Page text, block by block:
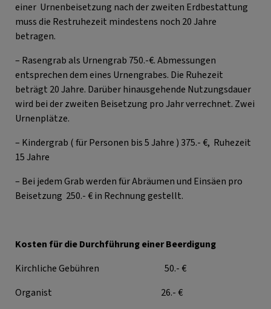
einer Urnenbeisetzung nach der zweiten Erdbestattung
muss die Restruhezeit mindestens noch 20 Jahre
betragen.
– Rasengrab als Urnengrab 750.-€. Abmessungen
entsprechen dem eines Urnengrabes. Die Ruhezeit
beträgt 20 Jahre. Darüber hinausgehende Nutzungsdauer
wird bei der zweiten Beisetzung pro Jahr verrechnet. Zwei
Urnenplätze.
– Kindergrab ( für Personen bis 5 Jahre ) 375.- €, Ruhezeit
15 Jahre
– Bei jedem Grab werden für Abräumen und Einsäen pro
Beisetzung 250.- € in Rechnung gestellt.
Kosten für die Durchführung einer Beerdigung
Kirchliche Gebühren 50.- €
Organist 26.- €